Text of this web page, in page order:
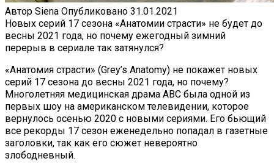
Автор Siena Опубликовано 31.01.2021
Новых серий 17 сезона «Анатомии страсти» не будет до
весны 2021 года, но почему ежегодный зимний
перерыв в сериале так затянулся?
«Анатомия страсти» (Grey’s Anatomy) не покажет новых
серий 17 сезона до весны 2021 года, но почему?
Многолетняя медицинская драма ABC была одной из
первых шоу на американском телевидении, которое
вернулось осенью 2020 с новыми сериями. Его бьющий
все рекорды 17 сезон еженедельно попадал в газетные
заголовки, так как его сюжет невероятно
злободневный.